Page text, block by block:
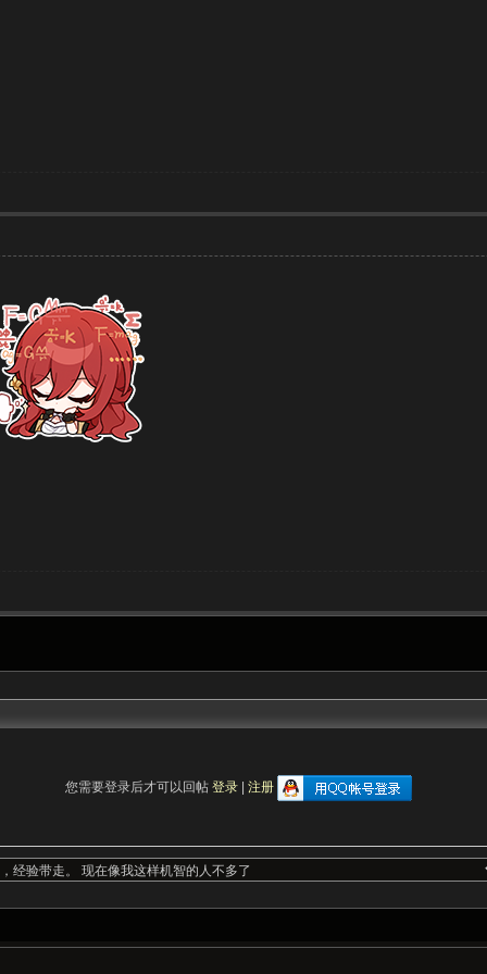
您需要登录后才可以回帖 登录| 注册